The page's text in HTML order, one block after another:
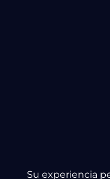
Su experiencia